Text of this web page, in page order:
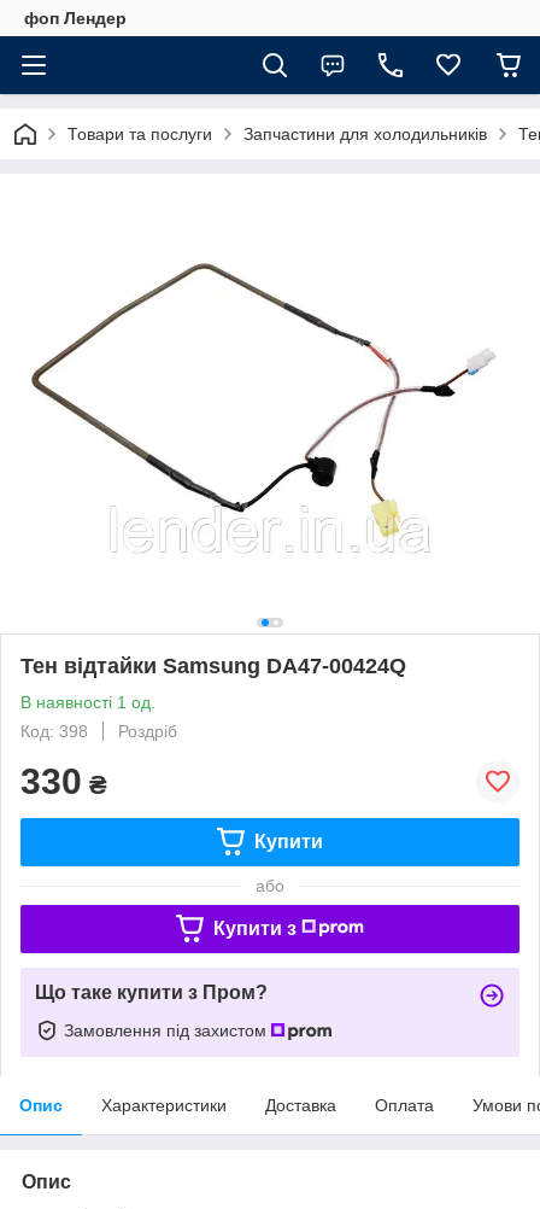
фоп Лендер
Товари та послуги Запчастини для холодильників
Тен відтайки Samsung DA47-00424Q
В наявності 1 од.
Код: 398
Роздріб
330 ₴
Купити
або
Купити з
Що таке купити з Пром?
Замовлення під захистом
Опис Характеристики Доставка Оплата Умови
Опис